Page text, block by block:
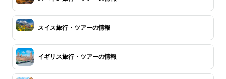
スイス旅行・ツアーの情報
イギリス旅行・ツアーの情報